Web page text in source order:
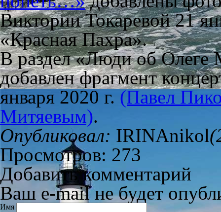
Виктории Токаревой 21
«Красная Пахра».
В раздел «Люди об Олеге
добавлен фрагмент
января 2020 г. (Павел
Митяевым).
Опубликовал: IRINAnikol
Просмотров: 273
Добавить комментарий
Ваш e-mail не будет
Имя